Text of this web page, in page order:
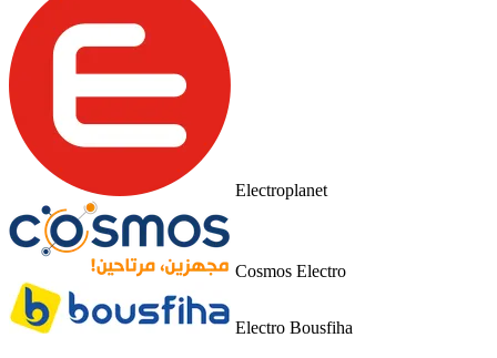
Electroplanet
Cosmos Electro
Electro Bousfiha